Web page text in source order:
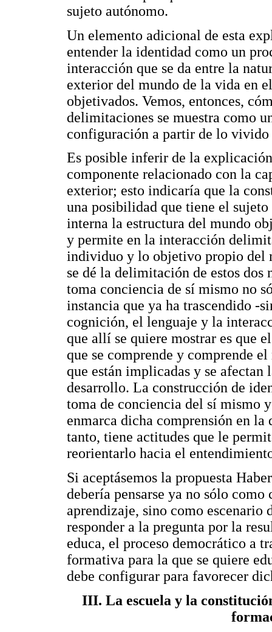
sujeto autónomo.
Un elemento adicional de esta
entender la identidad como un
interacción que se da entre la
exterior del mundo de la vida en
objetivados. Vemos, entonces,
delimitaciones se muestra como
configuración a partir de lo
Es posible inferir de la
componente relacionado con la
exterior; esto indicaría que la
una posibilidad que tiene el
interna la estructura del mundo
y permite en la interacción
individuo y lo objetivo propio del
se dé la delimitación de estos
toma conciencia de sí mismo no
instancia que ya ha trascendido -
cognición, el lenguaje y la
que allí se quiere mostrar es que
que se comprende y comprende
que están implicadas y se afectan
desarrollo. La construcción de
toma de conciencia del sí mismo
enmarca dicha comprensión en
tanto, tiene actitudes que le
reorientarlo hacia el
Si aceptásemos la propuesta
debería pensarse ya no sólo
aprendizaje, sino como
responder a la pregunta por la
educa, el proceso democrático a
formativa para la que se quiere
debe configurar para favorecer
III. La escuela y la